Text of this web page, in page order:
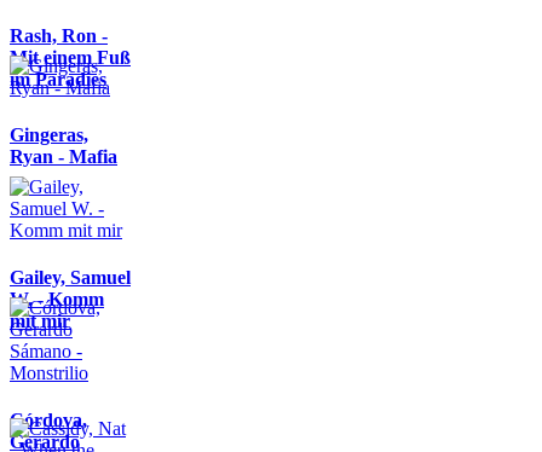
Rash, Ron -
Mit einem Fuß
im Paradies
Gingeras,
Ryan - Mafia
Gailey, Samuel
W. - Komm
mit mir
Córdova,
Gerardo